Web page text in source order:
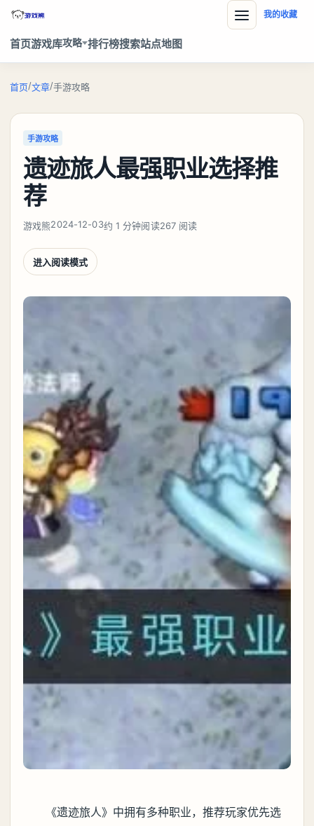
首页游戏库攻略 排行榜搜索站点地图
我的收藏
首页/文章/手游攻略
手游攻略
遗迹旅人最强职业选择推
荐
游戏熊2024-12-03约 1 分钟阅读267 阅读
进入阅读模式
《遗迹旅人》中拥有多种职业，推荐玩家优先选